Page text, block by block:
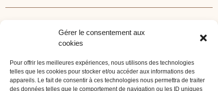
Gérer le consentement aux
cookies
Pour offrir les meilleures expériences, nous utilisons des technologies
telles que les cookies pour stocker et/ou accéder aux informations des
appareils. Le fait de consentir à ces technologies nous permettra de traiter
des données telles que le comportement de navigation ou les ID uniques
1lieu1salle est spécialisé dans la recherche de lieux
événements d'entreprise. 1lieu1salle recherche
gratuitement pour vous, votre lieu de séminaire idéal :
château, domaine, hôtel, lieu atypique et dans